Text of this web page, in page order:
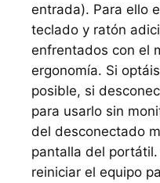
entrada). Para ello
teclado y ratón
enfrentados con el
ergonomía. Si
posible, si
para usarlo sin
del desconectado
pantalla del
reiniciar el equipo